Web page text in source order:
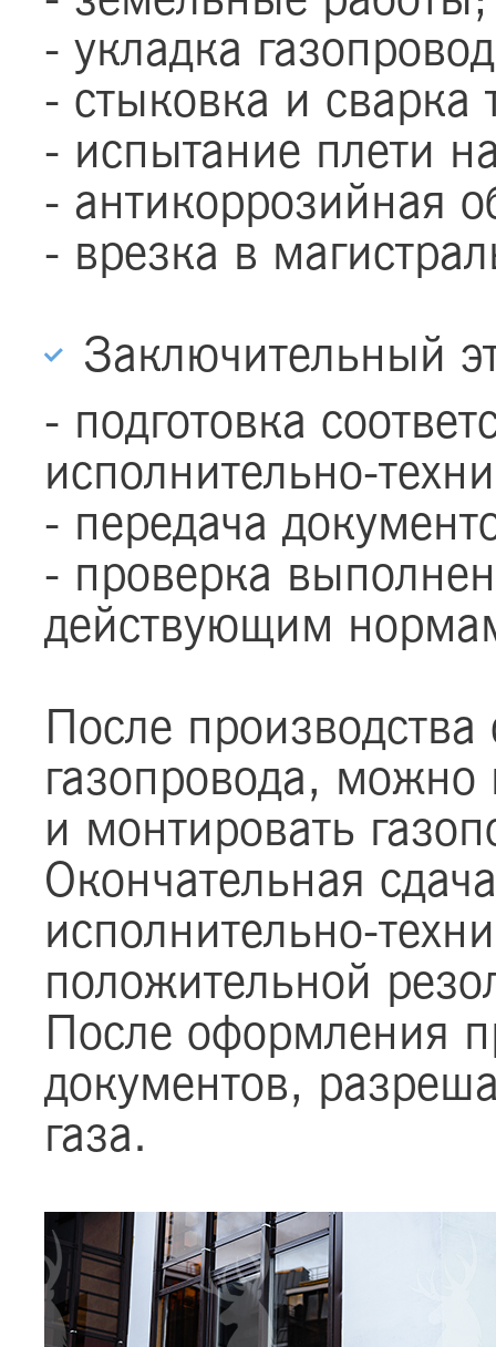
- укладка
- стыковка и сварка
- испытание плети
- антикоррозийная
- врезка в
Заключительный
- подготовка
исполнительно-
- передача
- проверка
действующим
После производства
газопровода, можно
и монтировать
Окончательная
исполнительно-
положительной
После оформления
документов,
газа.